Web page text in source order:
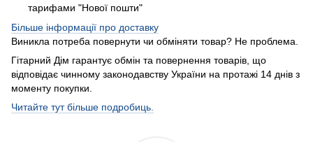
тарифами "Нової пошти"
Більше інформації про доставку
Виникла потреба повернути чи обміняти товар? Не проблема.
Гітарний Дім гарантує обмін та повернення товарів, що
відповідає чинному законодавству України на протажі 14 днів з
моменту покупки.
Читайте тут більше подробиць.